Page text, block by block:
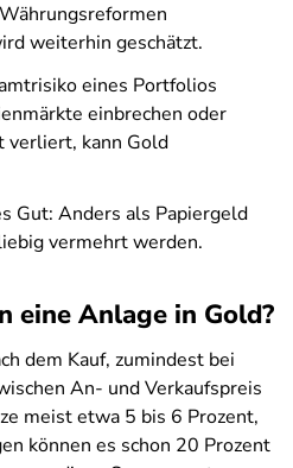
weiterhin geschätzt.
eines Portfolios
einbrechen oder
verliert, kann Gold
Gut: Anders als Papiergeld
vermehrt werden.
eine Anlage in Gold?
dem Kauf, zumindest bei
An- und Verkaufspreis
meist etwa 5 bis 6 Prozent,
können es schon 20 Prozent